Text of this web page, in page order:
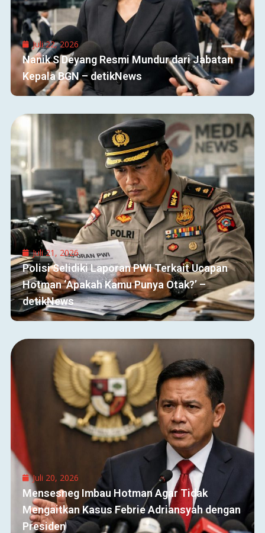
Juli 22, 2026
Nanik S Deyang Resmi Mundur dari Jabatan
Kepala BGN – detikNews
Juli 21, 2026
Polisi Selidiki Laporan PWI Terkait Ucapan
Hotman ‘Apakah Kamu Punya Otak?’ –
detikNews
Juli 20, 2026
Mensesneg Imbau Hotman Agar Tidak
Mengaitkan Kasus Febrie Adriansyah dengan
Presiden